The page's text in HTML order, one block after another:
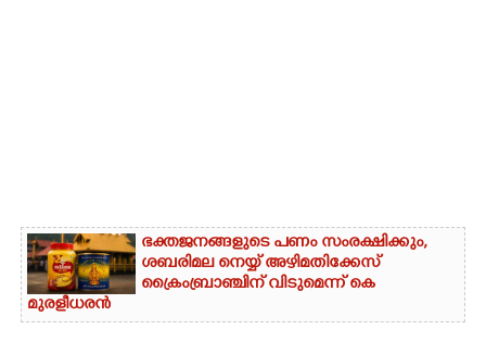
ഭക്തജനങ്ങളുടെ പണം സംരക്ഷിക്കും,
ശബരിമല നെയ്യ് അഴിമതിക്കേസ്
ക്രൈംബ്രാഞ്ചിന് വിടുമെന്ന് കെ
മുരളീധരൻ